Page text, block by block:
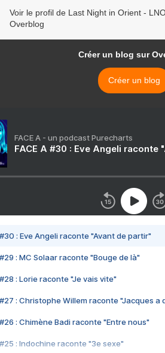
Voir le profil de Last Night in Orient -
Overblog
Créer un blog sur
Créer un blog
FACE A - un podcast Purecharts
FACE A #30 : Eve Angeli raconte
#30 : Eve Angeli raconte "Avant de partir"
#29 : MC Solaar raconte "Bouge de là"
#28 : Lorie raconte "Je vais vite"
#27 : Christophe Willem raconte "Jacques a
#26 : Chimène Badi raconte "Entre nous"
#25 : Indochine raconte "3e sexe"